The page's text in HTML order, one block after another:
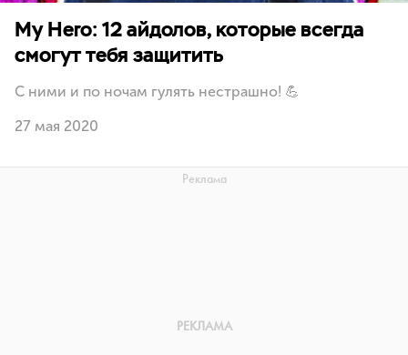
My Hero: 12 айдолов, которые всегда
смогут тебя защитить
С ними и по ночам гулять нестрашно! 💪
27 мая 2020